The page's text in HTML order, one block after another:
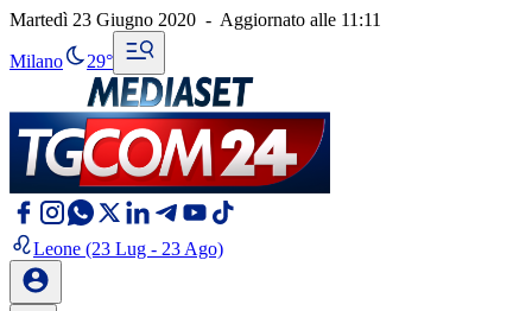
Martedì 23 Giugno 2020 - Aggiornato alle 11:11
Milano 29°
Leone (23 Lug - 23 Ago)